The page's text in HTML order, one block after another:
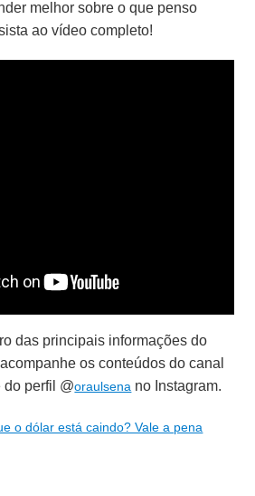
melhor sobre o que penso
ao vídeo completo!
das principais informações do
os conteúdos do canal
do perfil @oraulsena no Instagram.
o dólar está caindo? Vale a pena